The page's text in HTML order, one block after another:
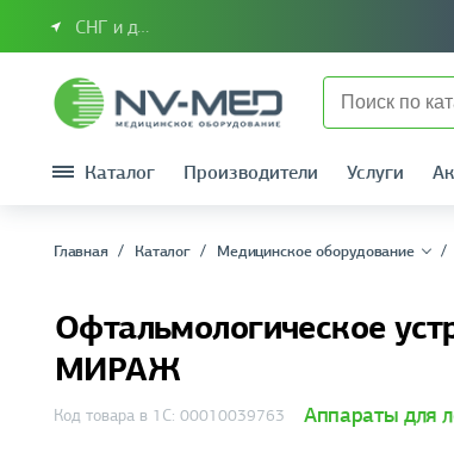
СНГ и другие страны
Каталог Производители Услуги
Главная Каталог Медицинское оборудование
Офтальмологическое
МИРАЖ
Код товара в 1С: 00010039763 Аппараты для